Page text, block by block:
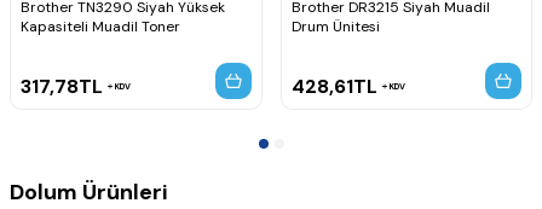
MFC-8380DN
MFC-8880DN
Brother TN3290 Siyah Yüksek
Kapasiteli Muadil Toner
317,78TL KDV
Brother DR3215 Siyah Muadil
Drum Ünitesi
428,61TL KDV
Dolum Ürünleri